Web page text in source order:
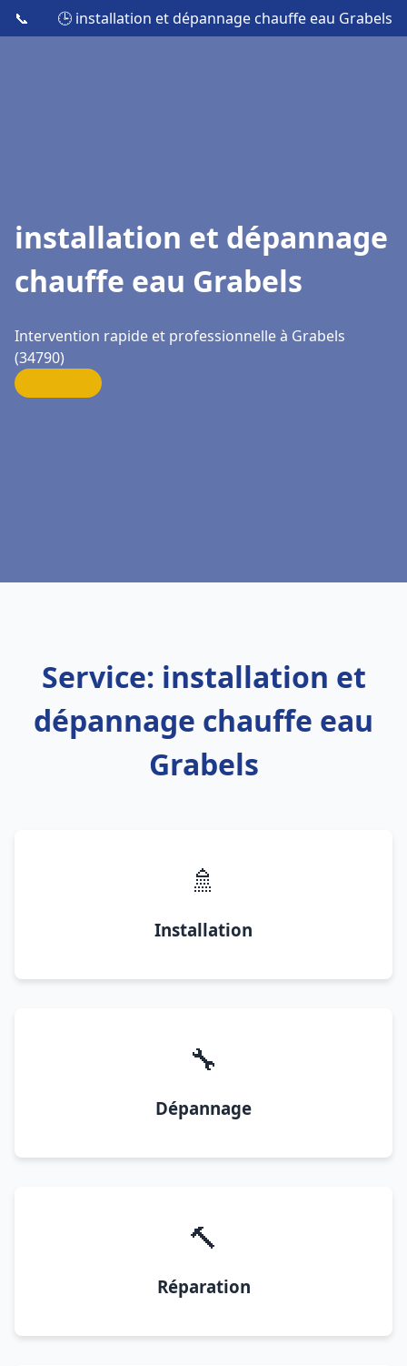
📞 🕒 installation et dépannage chauffe eau Grabels
installation et dépannage
chauffe eau Grabels
Intervention rapide et professionnelle à Grabels
(34790)
Service: installation et
dépannage chauffe eau
Grabels
🚿
Installation
🔧
Dépannage
🔨
Réparation